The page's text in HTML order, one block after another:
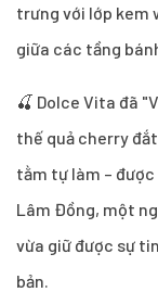
trưng với lớp kem
giữa các tầng
🍒 Dolce Vita đã
thế quả cherry
tằm tự làm –
Lâm Đồng, một
vừa giữ được sự
bản.